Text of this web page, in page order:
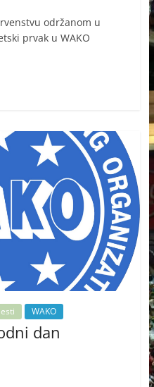
održanom u
prvak u WAKO
WAKO
dan